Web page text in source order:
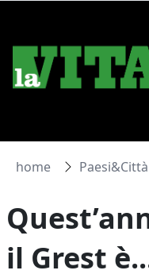
home Paesi&Città
il Grest